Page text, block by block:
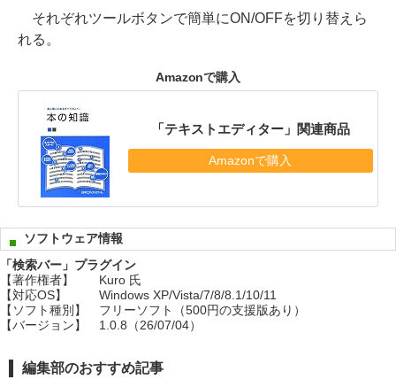
それぞれツールボタンで簡単にON/OFFを切り替えら
れる。
Amazonで購入
「テキストエディター」関連商品
Amazonで購入
ソフトウェア情報
「検索バー」プラグイン
【著作権者】
Kuro 氏
【対応OS】
Windows XP/Vista/7/8/8.1/10/11
【ソフト種別】
フリーソフト（500円の支援版あり）
【バージョン】
1.0.8（26/07/04）
編集部のおすすめ記事